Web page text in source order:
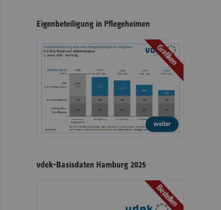
Eigenbeteiligung in Pflegeheimen
Grafiken
weiter
vdek-Basisdaten Hamburg 2025
Bestellen